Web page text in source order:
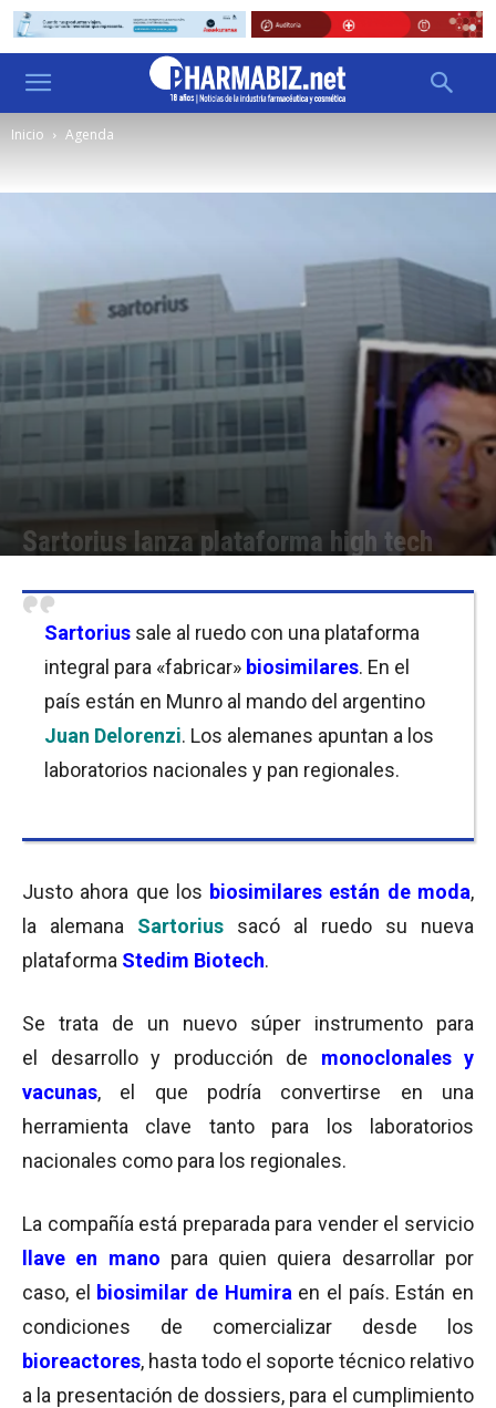
Inicio Agenda
Sartorius lanza plataforma high tech
Sartorius sale al ruedo con una plataforma
integral para «fabricar» biosimilares. En el
país están en Munro al mando del argentino
Juan Delorenzi. Los alemanes apuntan a los
laboratorios nacionales y pan regionales.
Justo ahora que los biosimilares están de moda,
la alemana Sartorius
sacó al ruedo su nueva
plataforma Stedim Biotech.
Se trata de un nuevo súper instrumento para
el desarrollo y producción de monoclonales y
vacunas, el que podría convertirse en una
herramienta clave tanto para los laboratorios
nacionales como para los regionales.
La compañía está preparada para vender el servicio
llave en mano para quien quiera desarrollar por
caso, el
biosimilar de Humira en el país. Están en
condiciones de comercializar desde los
bioreactores, hasta todo el soporte técnico relativo
a la presentación de dossiers, para el cumplimiento